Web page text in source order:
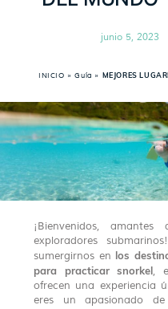
junio 5, 2023
INICIO »Guía » MEJORES
¡Bienvenidos,
exploradores
sumergirnos en los
para practicar snorkel,
ofrecen una experiencia
eres un apasionado